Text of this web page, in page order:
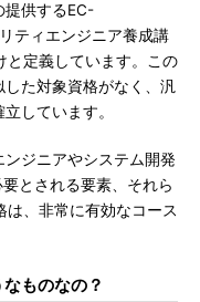
供するEC-
ティエンジニア養成講
と定義しています。この
た対象資格がなく、汎
しています。
ジニアやシステム開発
とされる要素、それら
、非常に有効なコース
ものなの？